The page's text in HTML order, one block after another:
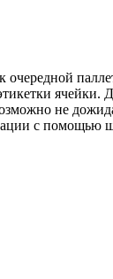
не
с помощью